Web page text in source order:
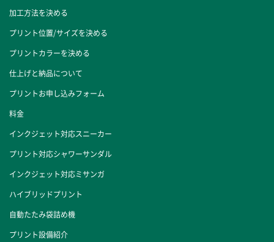
加工方法を決める
プリント位置/サイズを決める
プリントカラーを決める
仕上げと納品について
プリントお申し込みフォーム
料金
インクジェット対応スニーカー
プリント対応シャワーサンダル
インクジェット対応ミサンガ
ハイブリッドプリント
自動たたみ袋詰め機
プリント設備紹介